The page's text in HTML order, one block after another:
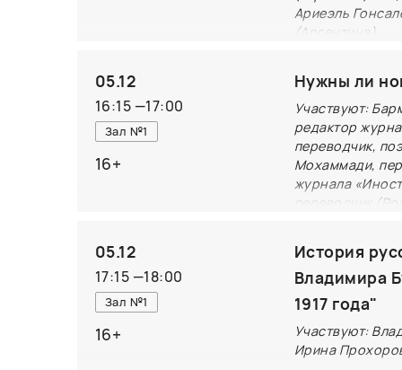
влияние
Ариеэль
(Аргентина).
оригиналу и
которых
на автора»).
05.12
16:15 —17:00
Зал №1
16+
Нужны ли
Участвуют:
редактор
переводчик,
Мохаммади,
журнала
переводчик
мере, если
мировой
за такую
Гомера или,
стремлении
05.12
17:15 —18:00
Зал №1
16+
История
Владимира
1917 года"
Участвуют:
Ирина